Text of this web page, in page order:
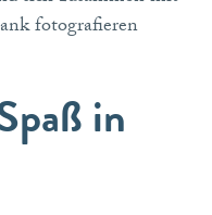
fotografieren
in